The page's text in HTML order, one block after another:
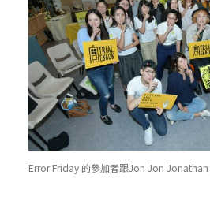
Error Friday 的參加者跟Jon Jon Jonathan